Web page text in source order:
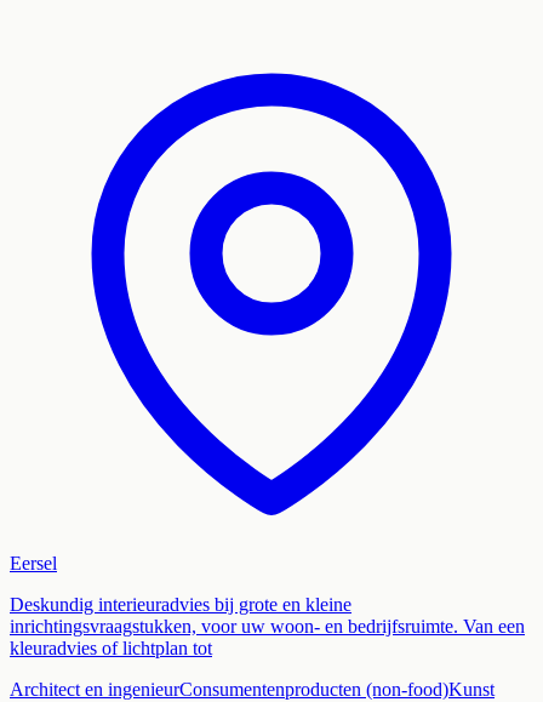
Eersel
Deskundig interieuradvies bij grote en kleine
inrichtingsvraagstukken, voor uw woon- en bedrijfsruimte. Van een
kleuradvies of lichtplan tot
Architect en ingenieurConsumentenproducten (non-food)Kunst